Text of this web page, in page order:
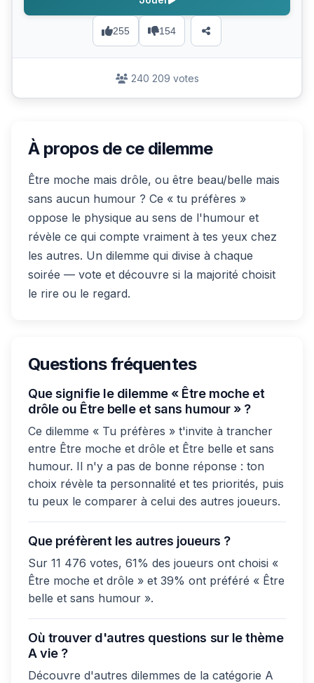
255 154
240 209 votes
À propos de ce dilemme
Être moche mais drôle, ou être beau/belle mais
sans aucun humour ? Ce « tu préfères »
oppose le physique au sens de l'humour et
révèle ce qui compte vraiment à tes yeux chez
les autres. Un dilemme qui divise à chaque
soirée — vote et découvre si la majorité choisit
le rire ou le regard.
Questions fréquentes
Que signifie le dilemme « Être moche et
drôle ou Être belle et sans humour » ?
Ce dilemme « Tu préfères » t'invite à trancher
entre Être moche et drôle et Être belle et sans
humour. Il n'y a pas de bonne réponse : ton
choix révèle ta personnalité et tes priorités, puis
tu peux le comparer à celui des autres joueurs.
Que préfèrent les autres joueurs ?
Sur 11 476 votes, 61% des joueurs ont choisi «
Être moche et drôle » et 39% ont préféré « Être
belle et sans humour ».
Où trouver d'autres questions sur le thème
A vie ?
Découvre d'autres dilemmes de la catégorie A